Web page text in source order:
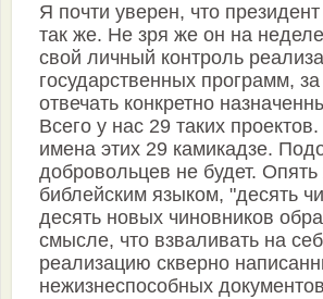
Я почти уверен, что
так же. Не зря же он на
свой личный контроль
государственных программ,
отвечать конкретно
Всего у нас 29 таких
имена этих 29 камикадзе.
добровольцев не будет. Опять
библейским языком, "десять
десять новых чиновников
смысле, что взваливать на
реализацию скверно
нежизнеспособных